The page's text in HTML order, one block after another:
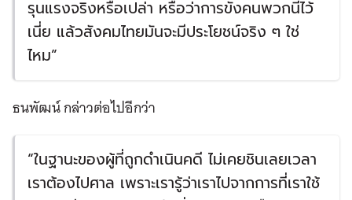
รุนแรงจริงหรือเปล่า หรือว่าการขังคนพวกนี้ไว้
เนี่ย แล้วสังคมไทยมันจะมีประโยชน์จริง ๆ ใช่
ไหม”
ธนพัฒน์ กล่าวต่อไปอีกว่า
“ในฐานะของผู้ที่ถูกดำเนินคดี ไม่เคยชินเลยเวลา
เราต้องไปศาล เพราะเรารู้ว่าเราไปจากการที่เราใช้